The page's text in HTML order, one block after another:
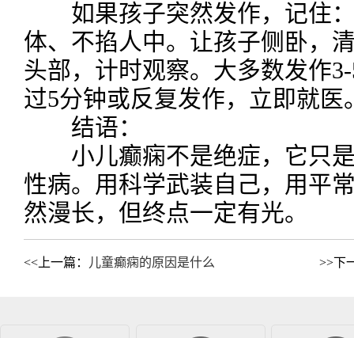
如果孩子突然发作，记住：
体、不掐人中。让孩子侧卧，
头部，计时观察。大多数发作
过5分钟或反复发作，立即就医
结语：
小儿癫痫不是绝症，它只是
性病。用科学武装自己，用平
然漫长，但终点一定有光。
<<上一篇： 儿童癫痫的原因是什么 >>下